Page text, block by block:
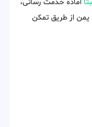
آماده خدمت رسانی،
یمن از طریق تمکن